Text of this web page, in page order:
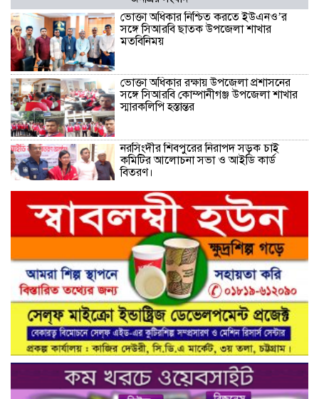
ভোক্তা অধিকার নিশ্চিত করতে ইউএনও’র
সঙ্গে সিআরবি ছাতক উপজেলা শাখার
মতবিনিময়
ভোক্তা অধিকার রক্ষায় উপজেলা প্রশাসনের
সঙ্গে সিআরবি কোম্পানীগঞ্জ উপজেলা শাখার
স্মারকলিপি হস্তান্তর
নরসিংদীর শিবপুরের নিরাপদ সড়ক চাই
কমিটির আলোচনা সভা ও আইডি কার্ড
বিতরণ।
নিরাপদ সড়ক গড়তে কাঁধে কাঁধ মিলিয়ে কাজ
করার প্রত্যয়: নিসচা পলাশ উপজেলা শাখার
আইডি কার্ড বিতরণ ও পরিচিতি সভা সম্পন্ন**
নাগরিক সেবা প্রদানে মাধবদী পৌরসভার
যুগান্তকারী সাফল্য স্বস্তিতে পৌরবাসী
গাজীপুরের কালিয়াকৈরে ভেজাল সন্দেশ
কারখানায় ভোক্তা অধিদপ্তরের অভিযান,
শাস্তিবিহী ৭৫ হাজার টাকা জরিমানা